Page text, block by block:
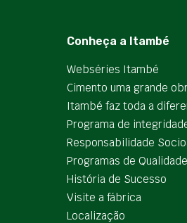
Conheça a Itambé
Webséries Itambé
Cimento uma grande
Itambé faz toda a
Programa de
Responsabilidade
Programas de Qualidade
História de Sucesso
Visite a fábrica
Localização